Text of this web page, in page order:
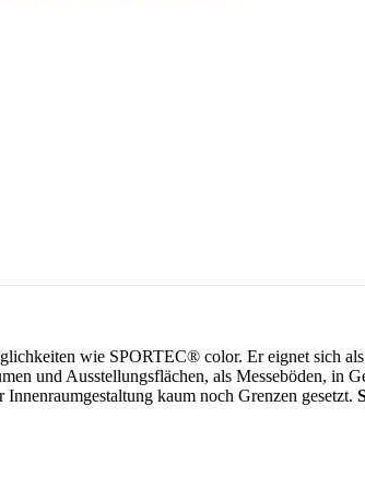
wie SPORTEC® color. Er eignet sich
und Ausstellungsflächen, als Messeböden, in
Innenraumgestaltung kaum noch Grenzen gesetzt.